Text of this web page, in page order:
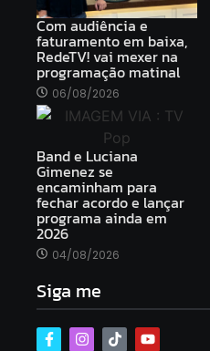
Com audiência e
faturamento em baixa,
RedeTV! vai mexer na
programação matinal
06/08/2026
Band e Luciana
Gimenez se
encaminham para
fechar acordo e lançar
programa ainda em
2026
04/08/2026
Siga me